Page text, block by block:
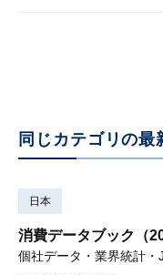
同じカテゴリの最
日本
消費データブック（